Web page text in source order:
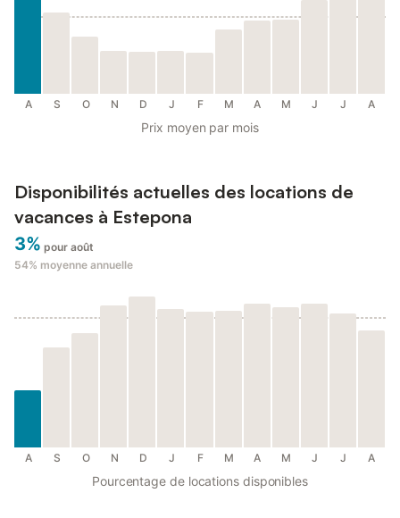
A S O N D J F M A M J J A
Prix moyen par mois
Disponibilités actuelles des locations de
vacances à Estepona
3% pour août
54% moyenne annuelle
A S O N D J F M A M J J A
Pourcentage de locations disponibles